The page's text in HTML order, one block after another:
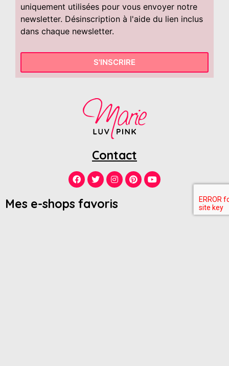
uniquement utilisées pour vous envoyer notre
newsletter. Désinscription à l'aide du lien inclus
dans chaque newsletter.
S'INSCRIRE
Contact
Mes e-shops favoris